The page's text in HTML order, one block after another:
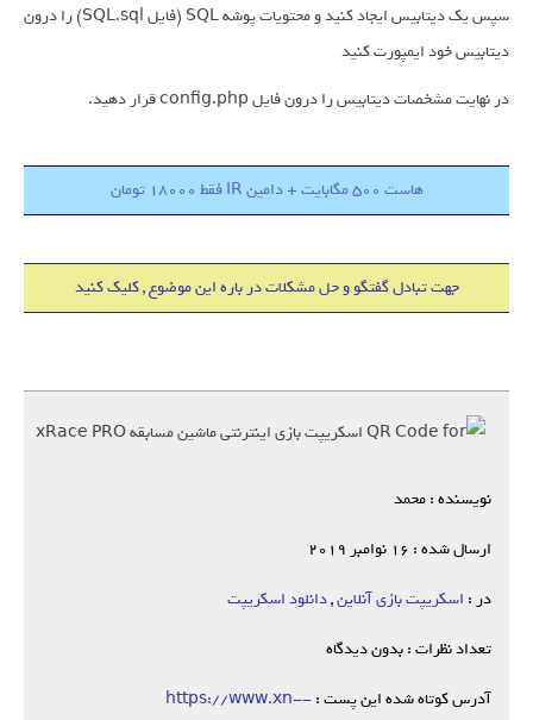
سپس یک دیتابیس ایجاد کنید و محتویات پوشه SQL (فایل SQL.sql) را درون
دیتابیس خود ایمپورت کنید
در نهایت مشخصات دیتابیس را درون فایل config.php قرار دهید.
هاست 500 مگابایت + دامین IR فقط 18000 تومان
جهت تبادل گفتگو و حل مشکلات در باره این موضوع , کلیک کنید
نویسنده : محمد
ارسال شده : 16 نوامبر 2019
در : اسکریپت بازی آنلاین,دانلود اسکریپت
تعداد نظرات : بدون دیدگاه
آدرس کوتاه شده این پست :https://www.xn--